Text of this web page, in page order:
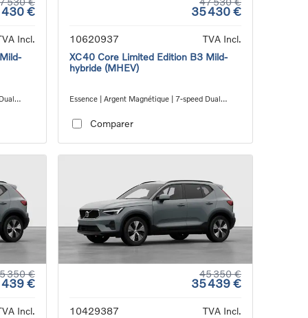
430 €
Incl.
35 430 €
10620937
TVA Incl.
XC40 Core Limited Edition B3 Mild-
hybride (MHEV)
Essence | Argent Magnétique | 7-speed Dual
Comparer
350 €
439 €
Incl.
45 350 €
35 439 €
10429387
TVA Incl.